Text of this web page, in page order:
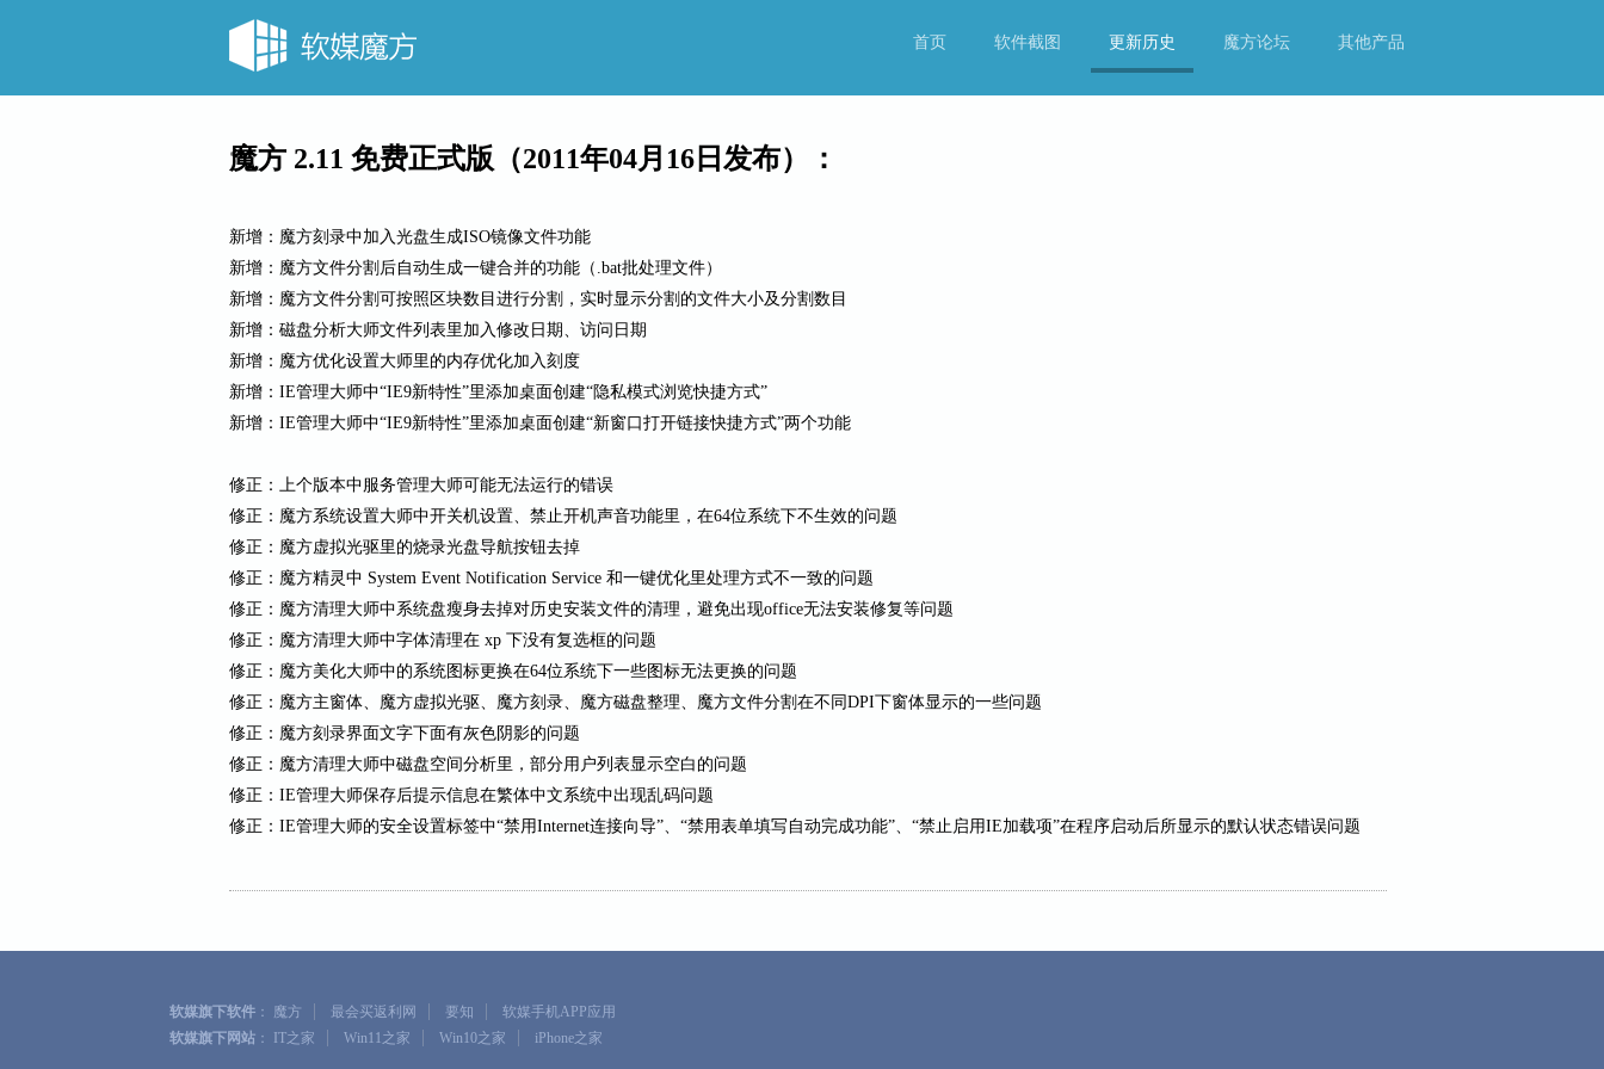
首页 软件截图 更新历史 魔方论坛 其他产品
魔方 2.11 免费正式版（2011年04月16日发布）：
新增：魔方刻录中加入光盘生成ISO镜像文件功能
新增：魔方文件分割后自动生成一键合并的功能（.bat批处理文件）
新增：魔方文件分割可按照区块数目进行分割，实时显示分割的文件大小及分割数目
新增：磁盘分析大师文件列表里加入修改日期、访问日期
新增：魔方优化设置大师里的内存优化加入刻度
新增：IE管理大师中“IE9新特性”里添加桌面创建“隐私模式浏览快捷方式”
新增：IE管理大师中“IE9新特性”里添加桌面创建“新窗口打开链接快捷方式”两个功能
修正：上个版本中服务管理大师可能无法运行的错误
修正：魔方系统设置大师中开关机设置、禁止开机声音功能里，在64位系统下不生效的问题
修正：魔方虚拟光驱里的烧录光盘导航按钮去掉
修正：魔方精灵中 System Event Notification Service 和一键优化里处理方式不一致的问题
修正：魔方清理大师中系统盘瘦身去掉对历史安装文件的清理，避免出现office无法安装修复等问题
修正：魔方清理大师中字体清理在 xp 下没有复选框的问题
修正：魔方美化大师中的系统图标更换在64位系统下一些图标无法更换的问题
修正：魔方主窗体、魔方虚拟光驱、魔方刻录、魔方磁盘整理、魔方文件分割在不同DPI下窗体显示的一些问题
修正：魔方刻录界面文字下面有灰色阴影的问题
修正：魔方清理大师中磁盘空间分析里，部分用户列表显示空白的问题
修正：IE管理大师保存后提示信息在繁体中文系统中出现乱码问题
修正：IE管理大师的安全设置标签中“禁用Internet连接向导”、“禁用表单填写自动完成功能”、“禁止启用IE加载项”在程序启动后所显示的默认状态错误问题
软媒旗下软件 ： 魔方
| 最会买返利网 要知
|
软媒手机APP应用
软媒旗下网站 ： IT之家
| Win11之家
| Win10之家
| iPhone之家